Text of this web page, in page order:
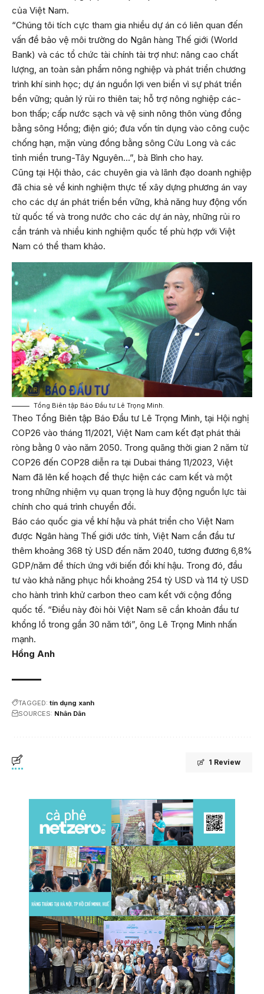
của Việt Nam.
“Chúng tôi tích cực tham gia nhiều dự án có liên quan đến
vấn đề bảo vệ môi trường do Ngân hàng Thế giới (World
Bank) và các tổ chức tài chính tài trợ như: nâng cao chất
lượng, an toàn sản phẩm nông nghiệp và phát triển chương
trình khí sinh học; dự án nguồn lợi ven biển vì sự phát triển
bền vững; quản lý rủi ro thiên tai; hỗ trợ nông nghiệp các-
bon thấp; cấp nước sạch và vệ sinh nông thôn vùng đồng
bằng sông Hồng; điện gió; đưa vốn tín dụng vào công cuộc
chống hạn, mặn vùng đồng bằng sông Cửu Long và các
tỉnh miền trung-Tây Nguyên…”, bà Bình cho hay.
Cũng tại Hội thảo, các chuyên gia và lãnh đạo doanh nghiệp
đã chia sẻ về kinh nghiệm thực tế xây dựng phương án vay
cho các dự án phát triển bền vững, khả năng huy động vốn
từ quốc tế và trong nước cho các dự án này, những rủi ro
cần tránh và nhiều kinh nghiệm quốc tế phù hợp với Việt
Nam có thể tham khảo.
Tổng Biên tập Báo Đầu tư Lê Trọng Minh.
Theo Tổng Biên tập Báo Đầu tư Lê Trọng Minh, tại Hội nghị
COP26 vào tháng 11/2021, Việt Nam cam kết đạt phát thải
ròng bằng 0 vào năm 2050. Trong quãng thời gian 2 năm từ
COP26 đến COP28 diễn ra tại Dubai tháng 11/2023, Việt
Nam đã lên kế hoạch để thực hiện các cam kết và một
trong những nhiệm vụ quan trọng là huy động nguồn lực tài
chính cho quá trình chuyển đổi.
Báo cáo quốc gia về khí hậu và phát triển cho Việt Nam
được Ngân hàng Thế giới ước tính, Việt Nam cần đầu tư
thêm khoảng 368 tỷ USD đến năm 2040, tương đương 6,8%
GDP/năm để thích ứng với biến đổi khí hậu. Trong đó, đầu
tư vào khả năng phục hồi khoảng 254 tỷ USD và 114 tỷ USD
cho hành trình khử carbon theo cam kết với cộng đồng
quốc tế. “Điều này đòi hỏi Việt Nam sẽ cần khoản đầu tư
khổng lồ trong gần 30 năm tới”, ông Lê Trọng Minh nhấn
mạnh.
Hồng Anh
TAGGED: tín dụng xanh
SOURCES: Nhân Dân
1 Review